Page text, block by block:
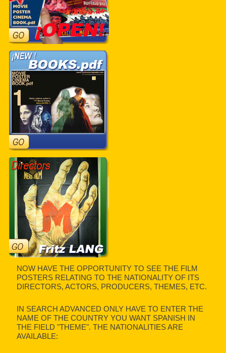
NOW HAVE THE OPPORTUNITY TO SEE THE FILM
POSTERS RELATING TO THE NATIONALITY OF ITS
DIRECTORS, ACTORS, PRODUCERS, THEMES, ETC.
IN SEARCH ADVANCED ONLY HAVE TO ENTER THE
NAME OF THE COUNTRY YOU WANT SPANISH IN
THE FIELD "THEME". THE NATIONALITIES ARE
AVAILABLE: